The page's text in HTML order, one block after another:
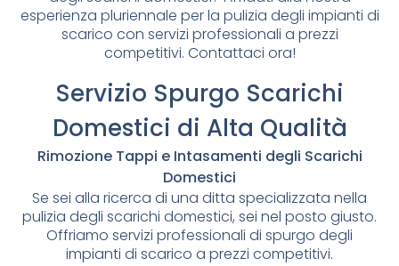
esperienza pluriennale per la pulizia degli impianti di
scarico con servizi professionali a prezzi
competitivi. Contattaci ora!
Servizio Spurgo Scarichi
Domestici di Alta Qualità
Rimozione Tappi e Intasamenti degli Scarichi
Domestici
Se sei alla ricerca di una ditta specializzata nella
pulizia degli scarichi domestici, sei nel posto giusto.
Offriamo servizi professionali di spurgo degli
impianti di scarico a prezzi competitivi.